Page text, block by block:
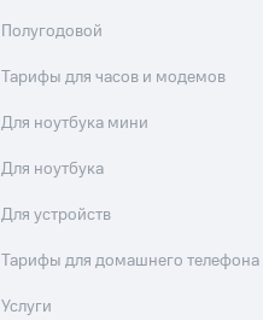
Полугодовой
Тарифы для часов и модемов
Для ноутбука мини
Для ноутбука
Для устройств
Тарифы для домашнего телефона
Услуги